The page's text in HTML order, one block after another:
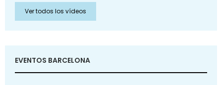
Ver todos los vídeos
EVENTOS BARCELONA